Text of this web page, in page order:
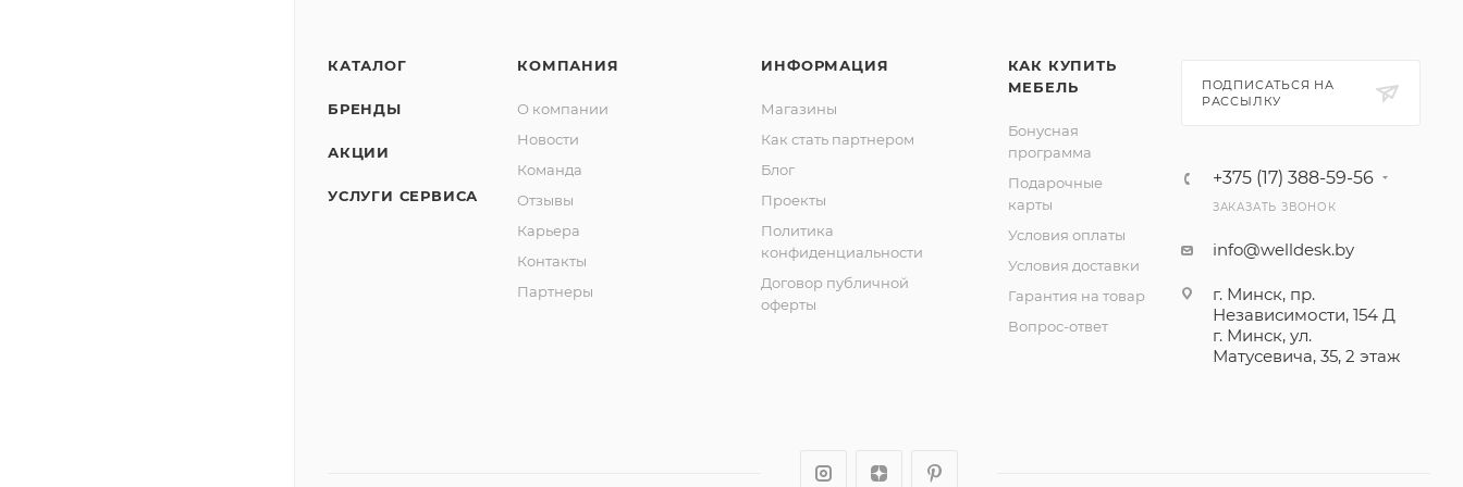
КАТАЛОГ
БРЕНДЫ
АКЦИИ
УСЛУГИ СЕРВИСА
КОМПАНИЯ
О компании
Новости
Команда
Отзывы
Карьера
Контакты
Партнеры
ИНФОРМАЦИЯ
Магазины
Как стать партнером
Блог
Проекты
Политика
конфиденциальности
Договор публичной
оферты
КАК КУПИТЬ
МЕБЕЛЬ
Бонусная
программа
Подарочные
карты
Условия оплаты
Условия доставки
Гарантия на товар
Вопрос-ответ
ПОДПИСАТЬСЯ НА
РАССЫЛКУ
+375 (17) 388-59-56
ЗАКАЗАТЬ ЗВОНОК
info@welldesk.by
г. Минск, пр.
Независимости, 154 Д
г. Минск, ул.
Матусевича, 35, 2 этаж